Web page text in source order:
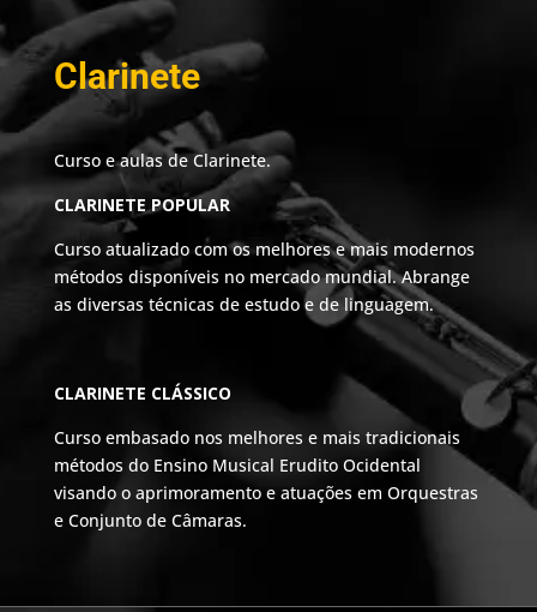
Clarinete
Curso e aulas de Clarinete.
CLARINETE POPULAR
Curso atualizado com os melhores e mais modernos
métodos disponíveis no mercado mundial. Abrange
as diversas técnicas de estudo e de linguagem.
CLARINETE CLÁSSICO
Curso embasado nos melhores e mais tradicionais
métodos do Ensino Musical Erudito Ocidental
visando o aprimoramento e atuações em Orquestras
e Conjunto de Câmaras.